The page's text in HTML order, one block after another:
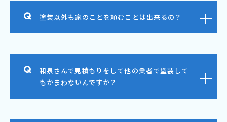
塗装以外も家のことを頼むことは出来るの？
和泉さんで見積もりをして他の業者で塗装して
もかまわないんですか？